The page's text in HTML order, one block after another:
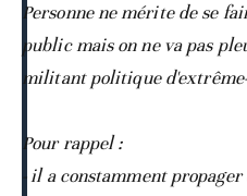
Personne ne mérite de se
public mais on ne va pas
militant politique
Pour rappel :
- il a constamment